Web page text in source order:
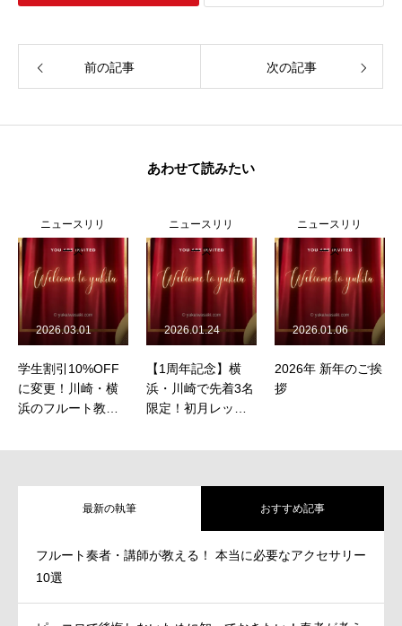
前の記事 次の記事
あわせて読みたい
ニュースリリ
ース
学生割引10%OFF
に変更！川崎・横
浜のフルート教室
適用
2026.03.01
ニュースリリ
ース
【1周年記念】横
浜・川崎で先着3名
限定！初月レッス
ンペーン
2026.01.24
ニュースリリ
ース
2026年 新年のご挨
拶
2026.01.06
最新の執筆 おすすめ記事
フルート奏者・講師が教える！ 本当に必要なアクセサリー
10選